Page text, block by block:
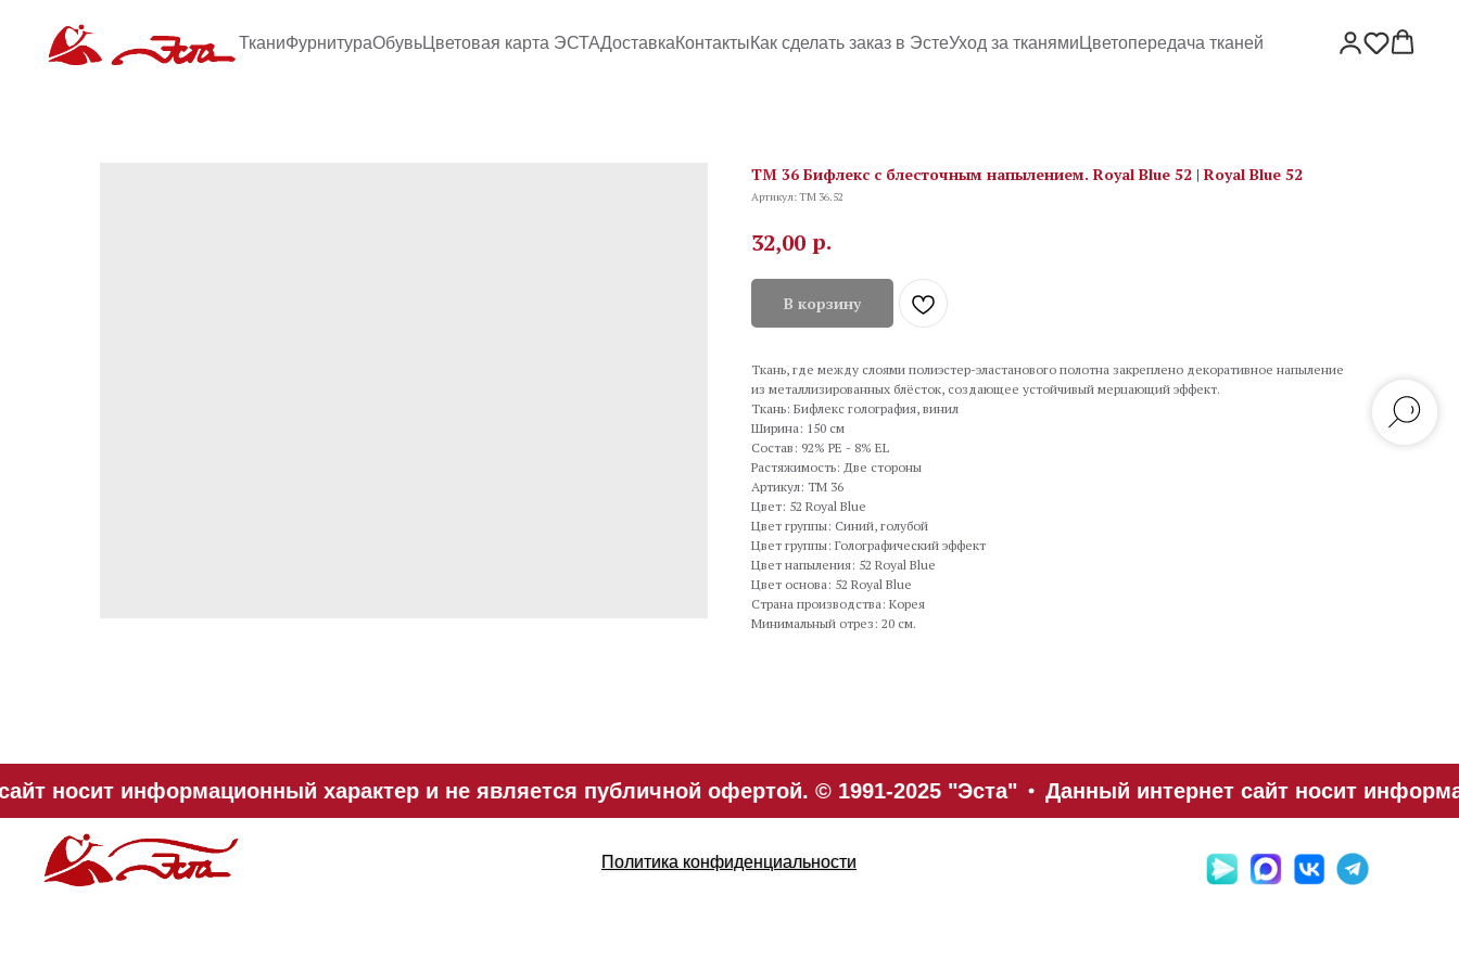
ТканиФурнитураОбувьЦветовая карта ЭСТАДоставкаКонтактыКак сделать заказ в ЭстеУход за тканями Цветопередача тканей
TM 36 Бифлекс с блесточным напылением. Royal Blue 52 | Royal Blue 52
Артикул:TM 36.52
32,00 р.
В корзину
Ткань, где между слоями полиэстер-эластанового полотна закреплено декоративное напыление
из металлизированных блёсток, создающее устойчивый мерцающий эффект.
Ткань: Бифлекс голография, винил
Ширина: 150 см
Состав: 92% PE - 8% EL
Растяжимость: Две стороны
Артикул: TM 36
Цвет: 52 Royal Blue
Цвет группы: Синий, голубой
Цвет группы: Голографический эффект
Цвет напыления: 52 Royal Blue
Цвет основа: 52 Royal Blue
Страна производства: Корея
Минимальный отрез: 20 см.
носит информационный характер и не является публичной офертой. © 1991-2025 "Эста" Данный интернет сайт носит
Политика конфиденциальности